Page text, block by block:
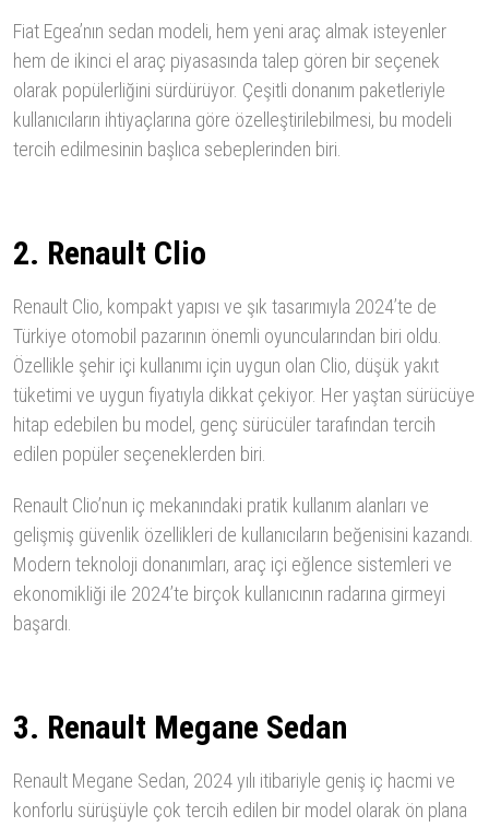
Fiat Egea’nın sedan modeli, hem yeni araç almak isteyenler
hem de ikinci el araç piyasasında talep gören bir seçenek
olarak popülerliğini sürdürüyor. Çeşitli donanım paketleriyle
kullanıcıların ihtiyaçlarına göre özelleştirilebilmesi, bu modeli
tercih edilmesinin başlıca sebeplerinden biri.
2. Renault Clio
Renault Clio, kompakt yapısı ve şık tasarımıyla 2024’te de
Türkiye otomobil pazarının önemli oyuncularından biri oldu.
Özellikle şehir içi kullanımı için uygun olan Clio, düşük yakıt
tüketimi ve uygun fiyatıyla dikkat çekiyor. Her yaştan sürücüye
hitap edebilen bu model, genç sürücüler tarafından tercih
edilen popüler seçeneklerden biri.
Renault Clio’nun iç mekanındaki pratik kullanım alanları ve
gelişmiş güvenlik özellikleri de kullanıcıların beğenisini kazandı.
Modern teknoloji donanımları, araç içi eğlence sistemleri ve
ekonomikliği ile 2024’te birçok kullanıcının radarına girmeyi
başardı.
3. Renault Megane Sedan
Renault Megane Sedan, 2024 yılı itibariyle geniş iç hacmi ve
konforlu sürüşüyle çok tercih edilen bir model olarak ön plana